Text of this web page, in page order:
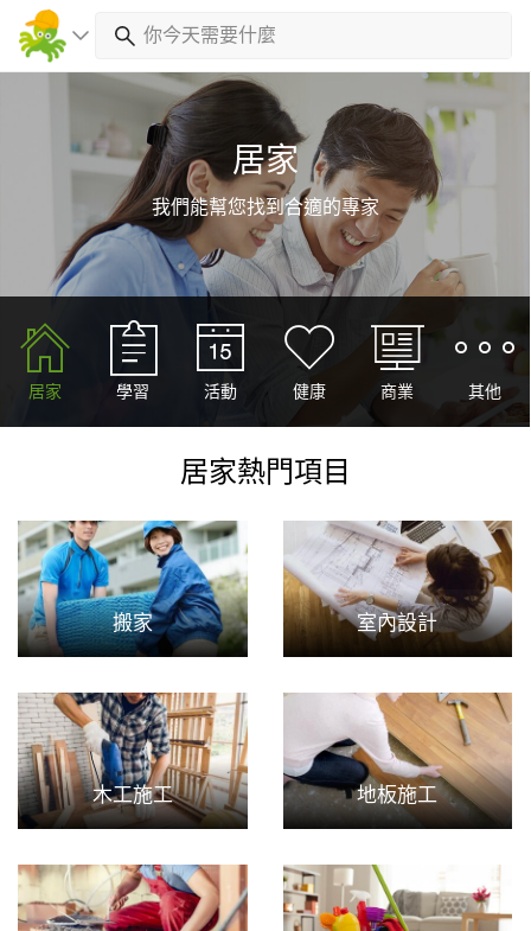
居家
我們能幫您找到合適的專家
居家 學習 活動 健康 商業 其他
居家熱門項目
搬家 室內設計
木工施工 地板施工